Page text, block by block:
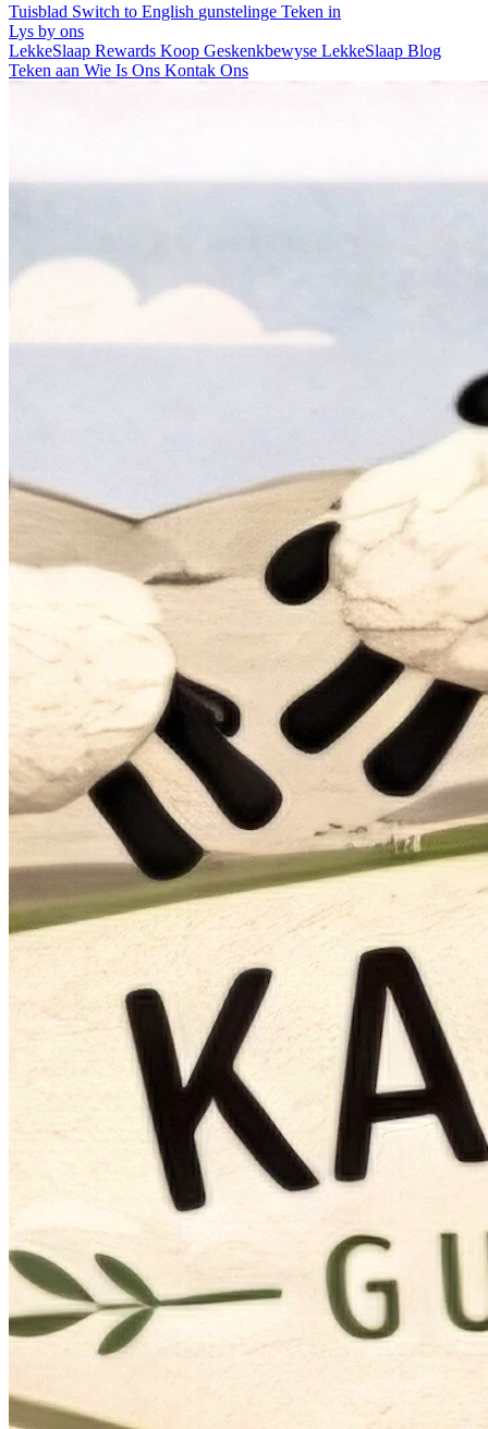
Tuisblad Switch to English gunstelinge Teken in
Lys by ons
LekkeSlaap Rewards Koop Geskenkbewyse LekkeSlaap Blog
Teken aan Wie Is Ons Kontak Ons